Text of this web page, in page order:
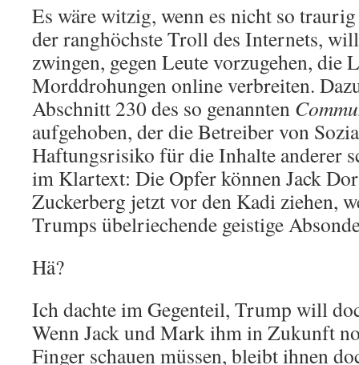
Es wäre witzig, wenn es nicht so
der ranghöchste Troll des Internets,
zwingen, gegen Leute vorzugehen, die
Morddrohungen online verbreiten.
Abschnitt 230 des so genannten
aufgehoben, der die Betreiber von
Haftungsrisiko für die Inhalte anderer
im Klartext: Die Opfer können Jack
Zuckerberg jetzt vor den Kadi ziehen,
Trumps übelriechende geistige
Hä?
Ich dachte im Gegenteil, Trump will
Wenn Jack und Mark ihm in Zukunft
Finger schauen müssen, bleibt ihnen